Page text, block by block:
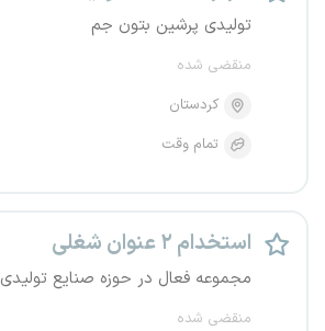
تولیدی پرشین بتون جم
منقضی شده
کردستان
تمام وقت
استخدام ۲ عنوان شغلی
مجموعه فعال در حوزه صنایع تولیدی
منقضی شده